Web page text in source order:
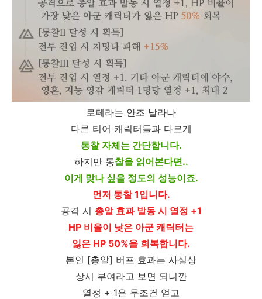
로페라는 안조 날라나
다른 티어 캐릭터들과 다르게
통찰 자체는 간단합니다.
하지만 통찰을 읽어본다면..
이게 맞나 싶을 정도의 성능이죠.
먼저 통찰 1입니다.
공격 시 총알 효과 발동 시 열정 +1
HP 비율이 낮은 아군 캐릭터는
잃은 HP 50%을 회복합니다.
본인 [총알] 버프 효과는 사실상
상시 부여라고 보면 되니깐
열정 + 1은 무조건 얻고